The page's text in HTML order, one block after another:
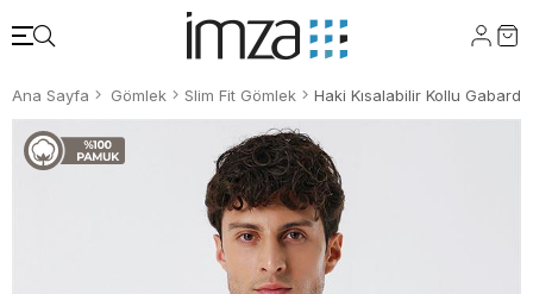
Ana Sayfa Gömlek Slim Fit Gömlek